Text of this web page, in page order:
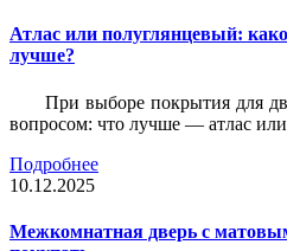
Атлас или полуглянцевый:
лучше?
При выборе покрытия для
вопросом: что лучше — атлас
Подробнее
10.12.2025
Межкомнатная дверь с